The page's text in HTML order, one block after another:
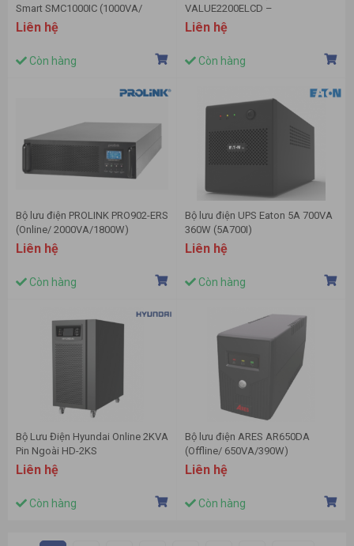
Smart SMC1000IC (1000VA/
600W)
Liên hệ
Còn hàng
VALUE2200ELCD –
2200VA/1320W
Liên hệ
Còn hàng
Bộ lưu điện PROLINK PRO902-ERS
(Online/ 2000VA/1800W)
Liên hệ
Còn hàng
Bộ lưu điện UPS Eaton 5A 700VA
360W (5A700I)
Liên hệ
Còn hàng
Bộ Lưu Điện Hyundai Online 2KVA
Pin Ngoài HD-2KS
Liên hệ
Còn hàng
Bộ lưu điện ARES AR650DA
(Offline/ 650VA/390W)
Liên hệ
Còn hàng